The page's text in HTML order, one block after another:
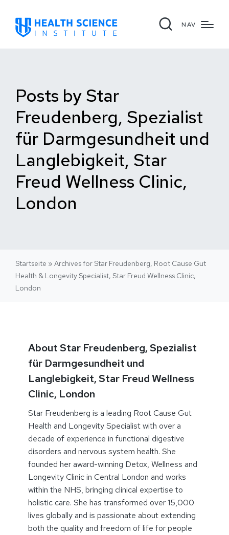
NAV
Posts by Star
Freudenberg, Spezialist
für Darmgesundheit und
Langlebigkeit, Star
Freud Wellness Clinic,
London
Startseite » Archives for Star Freudenberg, Root Cause Gut
Health & Longevity Specialist, Star Freud Wellness Clinic,
London
About Star Freudenberg, Spezialist
für Darmgesundheit und
Langlebigkeit, Star Freud Wellness
Clinic, London
Star Freudenberg is a leading Root Cause Gut
Health and Longevity Specialist with over a
decade of experience in functional digestive
disorders and nervous system health. She
founded her award-winning Detox, Wellness and
Longevity Clinic in Central London and works
within the NHS, bringing clinical expertise to
holistic care. She has transformed over 15,000
lives globally and is passionate about extending
both the quality and freedom of life for people